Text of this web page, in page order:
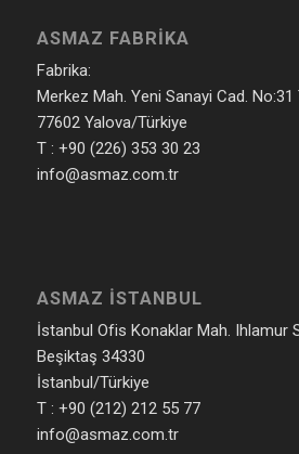
ASMAZ FABRIKA
Fabrika:
Merkez Mah. Yeni Sanayi Cad.
77602 Yalova/Türkiye
T : +90 (226) 353 30 23
info@asmaz.com.tr
ASMAZ İSTANBUL
İstanbul Ofis Konaklar Mah. Ihlamur
Beşiktaş 34330
İstanbul/Türkiye
T : +90 (212) 212 55 77
info@asmaz.com.tr